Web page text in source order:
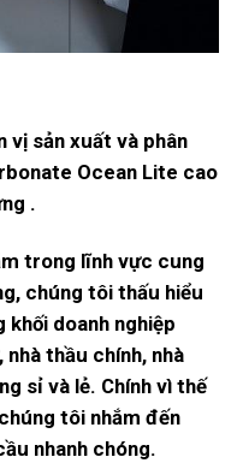
vị sản xuất và phân
Ocean Lite cao
.
trong lĩnh vực cung
chúng tôi thấu hiểu
doanh nghiệp
thầu chính, nhà
sỉ và lẻ. Chính vì thế
tôi nhắm đến
nhanh chóng.